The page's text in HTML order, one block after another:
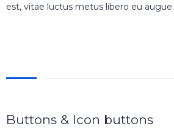
est, vitae luctus metus libero eu augue.
Buttons & Icon buttons